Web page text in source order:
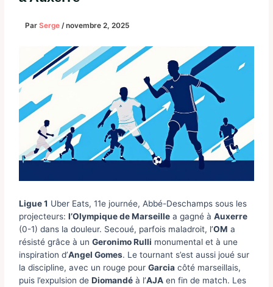
ParSerge/novembre 2, 2025
Ligue 1 Uber Eats, 11e journée, Abbé-Deschamps sous les
projecteurs:l’Olympique de Marseille a gagné àAuxerre
(0-1) dans la douleur. Secoué, parfois maladroit, l’OM a
résisté grâce à unGeronimo Rulli monumental et à une
inspiration d’Angel Gomes. Le tournant s’est aussi joué sur
la discipline, avec un rouge pourGarcia côté marseillais,
puis l’expulsion deDiomandé à l’AJA en fin de match. Les